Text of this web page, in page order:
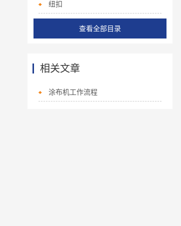
纽扣
查看全部目录
相关文章
涂布机工作流程